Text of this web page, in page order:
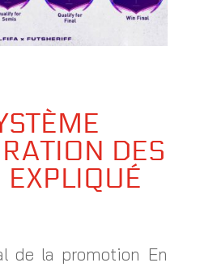
DES
EXPLIQUÉ
de la promotion En